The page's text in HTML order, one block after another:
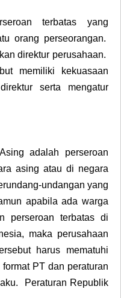
terbatas yang
orang perseorangan.
direktur perusahaan.
memiliki kekuasaan
serta mengatur
adalah perseroan
asing atau di negara
undangan yang
apabila ada warga
perseroan terbatas di
maka perusahaan
harus mematuhi
PT dan peraturan
Peraturan Republik